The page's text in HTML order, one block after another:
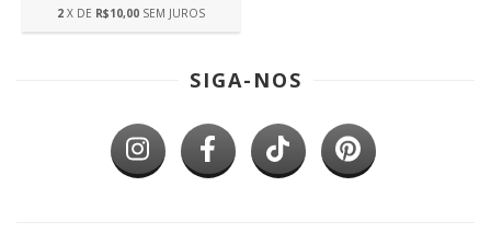
2 X DE R$10,00 SEM JUROS
SIGA-NOS